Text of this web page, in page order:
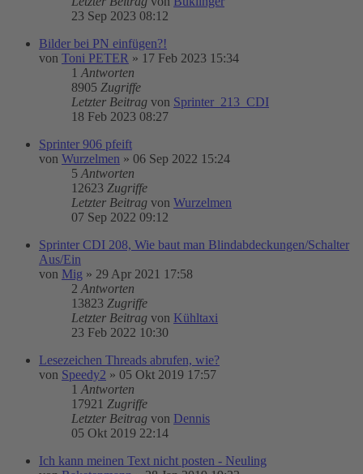
23 Sep 2023 08:12
Bilder bei PN einfügen?!
von Toni PETER » 17 Feb 2023 15:34
1 Antworten
8905 Zugriffe
Letzter Beitrag von Sprinter_213_CDI
18 Feb 2023 08:27
Sprinter 906 pfeift
von Wurzelmen » 06 Sep 2022 15:24
5 Antworten
12623 Zugriffe
Letzter Beitrag von Wurzelmen
07 Sep 2022 09:12
Sprinter CDI 208, Wie baut man Blindabdeckungen/Schalter
Aus/Ein
von Mig » 29 Apr 2021 17:58
2 Antworten
13823 Zugriffe
Letzter Beitrag von Kühltaxi
23 Feb 2022 10:30
Lesezeichen Threads abrufen, wie?
von Speedy2 » 05 Okt 2019 17:57
1 Antworten
17921 Zugriffe
Letzter Beitrag von Dennis
05 Okt 2019 22:14
Ich kann meinen Text nicht posten - Neuling